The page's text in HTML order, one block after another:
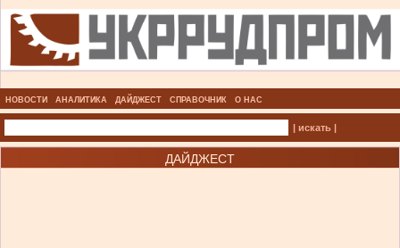
НОВОСТИ АНАЛИТИКА ДАЙДЖЕСТ СПРАВОЧНИК О НАС
| искать |
ДАЙДЖЕСТ